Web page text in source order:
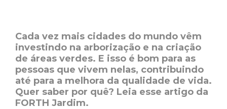
Cada vez mais cidades do mundo vêm
investindo na arborização e na criação
de áreas verdes. E isso é bom para as
pessoas que vivem nelas, contribuindo
até para a melhora da qualidade de vida.
Quer saber por quê? Leia esse artigo da
FORTH Jardim.